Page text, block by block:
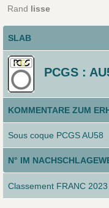
Rand lisse
SLAB
PCGS :
KOMMENTARE ZUM
Sous coque PCGS AU58
N° IM
Classement FRANC